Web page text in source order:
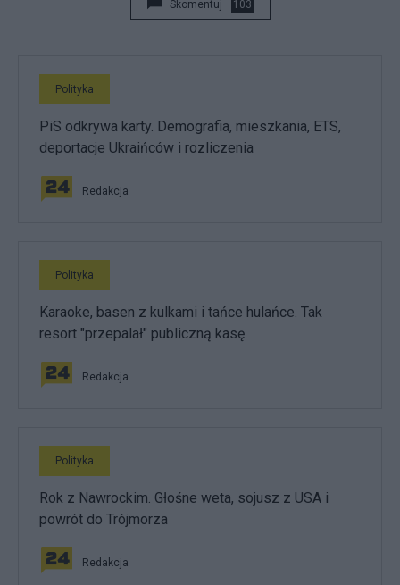
Skomentuj 103
Polityka
PiS odkrywa karty. Demografia, mieszkania, ETS,
deportacje Ukraińców i rozliczenia
Redakcja
Polityka
Karaoke, basen z kulkami i tańce hulańce. Tak
resort "przepalał" publiczną kasę
Redakcja
Polityka
Rok z Nawrockim. Głośne weta, sojusz z USA i
powrót do Trójmorza
Redakcja